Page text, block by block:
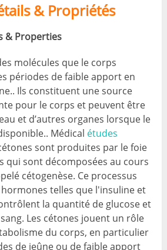
& Propriétés
molécules que le corps
périodes de faible apport en
Ils constituent une source
pour le corps et peuvent être
et d’autres organes lorsque le
Médical études
sont produites par le foie
qui sont décomposées au cours
cétogenèse. Ce processus
telles que l'insuline et
la quantité de glucose et
Les cétones jouent un rôle
du corps, en particulier
de jeûne ou de faible apport